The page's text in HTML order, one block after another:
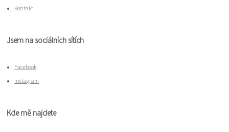
Kontakt
Jsem na sociálních sítích
Facebook
Instagram
Kde mě najdete